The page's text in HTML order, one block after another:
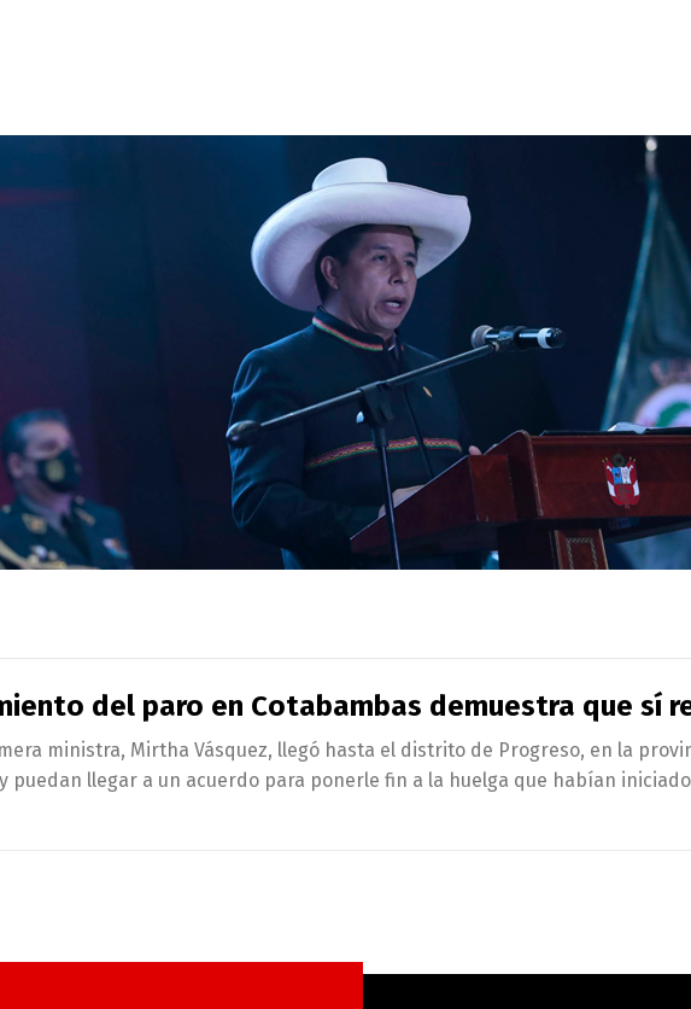
del paro en Cotabambas demuestra que sí
ministra, Mirtha Vásquez, llegó hasta el distrito de Progreso, en la
puedan llegar a un acuerdo para ponerle fin a la huelga que habían